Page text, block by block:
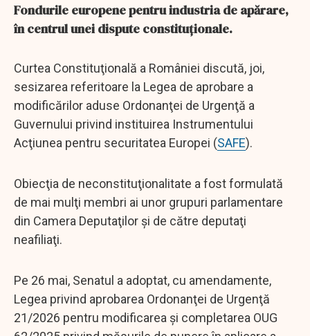
Fondurile europene pentru industria de apărare,
în centrul unei dispute constituționale.
Curtea Constituţională a României discută, joi,
sesizarea referitoare la Legea de aprobare a
modificărilor aduse Ordonanţei de Urgenţă a
Guvernului privind instituirea Instrumentului
Acţiunea pentru securitatea Europei (SAFE).
Obiecţia de neconstituţionalitate a fost formulată
de mai mulţi membri ai unor grupuri parlamentare
din Camera Deputaţilor şi de către deputaţi
neafiliaţi.
Pe 26 mai, Senatul a adoptat, cu amendamente,
Legea privind aprobarea Ordonanţei de Urgenţă
21/2026 pentru modificarea şi completarea OUG